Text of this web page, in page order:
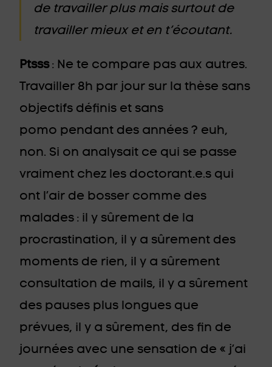
de travailler plus mais surtout de
travailler mieux et en t’écoutant.
Ptsss: Ne te compare pas aux autres.
Travailler 8h par jour sur la thèse sans
objectifs définis et sans
pomo pendant des années ? euh,
non. Si on analysait ce qui se passe
vraiment chez les doctorant.e.s qui
ont l’air de bosser comme des
malades : il y sûrement de la
procrastination, il y a sûrement des
moments de rien, il y a sûrement
consultation de mails, il y a sûrement
des pauses plus longues que
prévues, il y a sûrement, des fin de
journées avec une sensation de « j’ai